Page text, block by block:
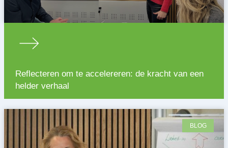
Reflecteren om te accelereren: de kracht van een
helder verhaal
BLOG